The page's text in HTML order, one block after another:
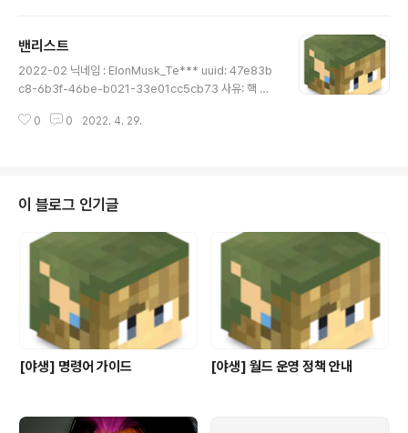
NFO]: 네 [02:16:54] [Async Chat Thread - #3/INF
O]: 돈좀 주셈 [02:17:10] [Async Chat Thread - #3/
INFO]: 템좀 줘보셈 [02:17:38] [Async Chat Thread
밴리스트
2022-02 닉네임 : EIonMusk_Te*** uuid: 47e83b
c8-6b3f-46be-b021-33e01cc5cb73 사유: 핵 사
[야생] / [구름] 2022-03 닉네임 : ddy** uuid : 293b
19** uuid : 43fed60b-23ff-4027-b1f2-787133
3dc5b2 아이피 주소: 59.142.***.*** 사유: 핵 사용자
처리내용 : slave 처리 이후 ban 기간: 영구 서버: [야생] ..
0 0 2022. 4. 29.
이 블로그 인기글
[야생] 명령어 가이드 [야생] 월드 운영 정책 안내